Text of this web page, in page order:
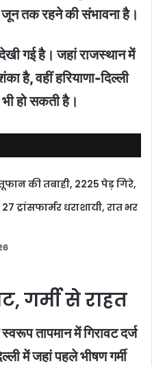
जून तक रहने की संभावना है।
गई है। जहां राजस्थान में
वहीं हरियाणा-दिल्ली
हो सकती है।
की तबाही, 2225 पेड़ गिरे,
ट्रांसफार्मर धराशायी, रात भर
गर्मी से राहत
तापमान में गिरावट दर्ज
में जहां पहले भीषण गर्मी